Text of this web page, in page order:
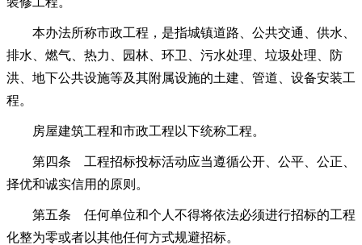
本办法所称市政工程，是指城镇道路、公共交通、供水、
排水、燃气、热力、园林、环卫、污水处理、垃圾处理、防
洪、地下公共设施等及其附属设施的土建、管道、设备安装工
程。
房屋建筑工程和市政工程以下统称工程。
第四条 工程招标投标活动应当遵循公开、公平、公正、
择优和诚实信用的原则。
第五条 任何单位和个人不得将依法必须进行招标的工程
化整为零或者以其他任何方式规避招标。